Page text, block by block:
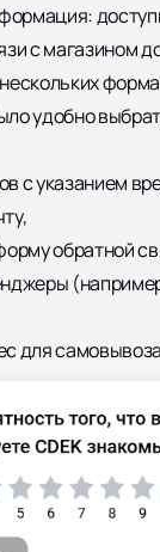
с магазином
удобно
с указанием
обратной
для